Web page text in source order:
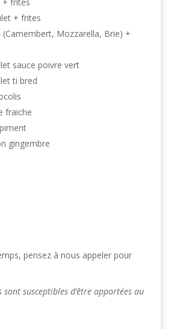
+ frites
(Camembert, Mozzarella, Brie) +
sauce poivre vert
ti bred
fraiche
gingembre
pensez à nous appeler pour
susceptibles d’être apportées au